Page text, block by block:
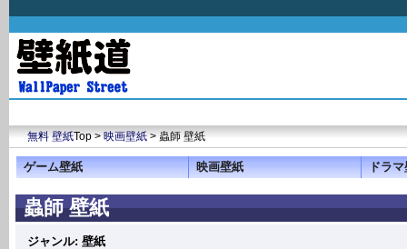
無料 壁紙Top >映画壁紙> 蟲師 壁紙
ゲーム壁紙 映画壁紙 ドラ
蟲師 壁紙
ジャンル: 壁紙